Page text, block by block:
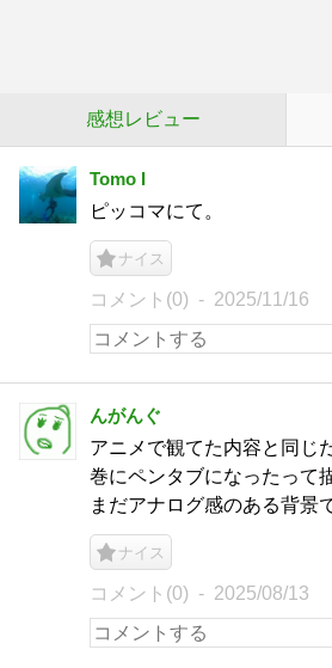
感想レビュー
Tomo I
ピッコマにて。
ナイス
コメント(0) 2025/11/16
んがんぐ
アニメで観てた内容と同じ
巻にペンタブになったって
まだアナログ感のある背景
ナイス
コメント(0) 2025/08/13